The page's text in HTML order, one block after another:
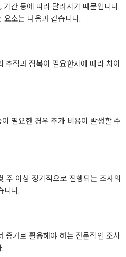
간 등에 따라 달라지기 때문입니다.
요소는 다음과 같습니다.
추적과 잠복이 필요한지에 따라 차이
필요한 경우 추가 비용이 발생할 수
주 이상 장기적으로 진행되는 조사의
니다.
증거로 활용해야 하는 전문적인 조사